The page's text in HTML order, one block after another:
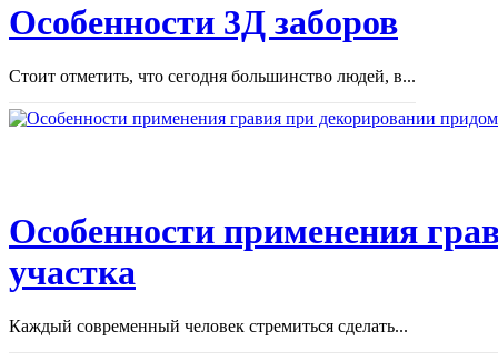
Особенности 3Д заборов
Стоит отметить, что сегодня большинство людей, в...
Особенности применения
участка
Каждый современный человек стремиться сделать...